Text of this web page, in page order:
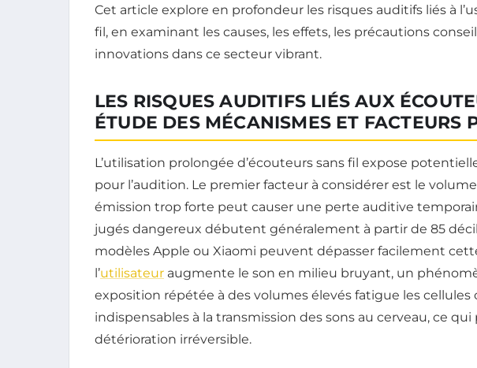
Cet article explore en profondeur les risques auditifs liés à
fil, en examinant les causes, les effets, les précautions
innovations dans ce secteur vibrant.
LES RISQUES AUDITIFS LIÉS AUX
ÉTUDE DES MÉCANISMES ET FACTEURS
L’utilisation prolongée d’écouteurs sans fil expose
pour l’audition. Le premier facteur à considérer est le
émission trop forte peut causer une perte auditive
jugés dangereux débutent généralement à partir de 85
modèles Apple ou Xiaomi peuvent dépasser facilement
l’utilisateur augmente le son en milieu bruyant, un
exposition répétée à des volumes élevés fatigue les cellules
indispensables à la transmission des sons au cerveau, ce
détérioration irréversible.